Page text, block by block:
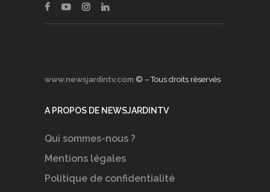
www.newsjardintv.com © – Tous droits réservés
A PROPOS DE NEWSJARDINTV
Qui sommes-nous ?
Mentions légales
Politique de confidentialité